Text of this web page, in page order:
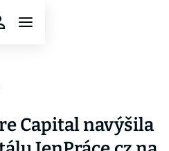
Capital navýšila